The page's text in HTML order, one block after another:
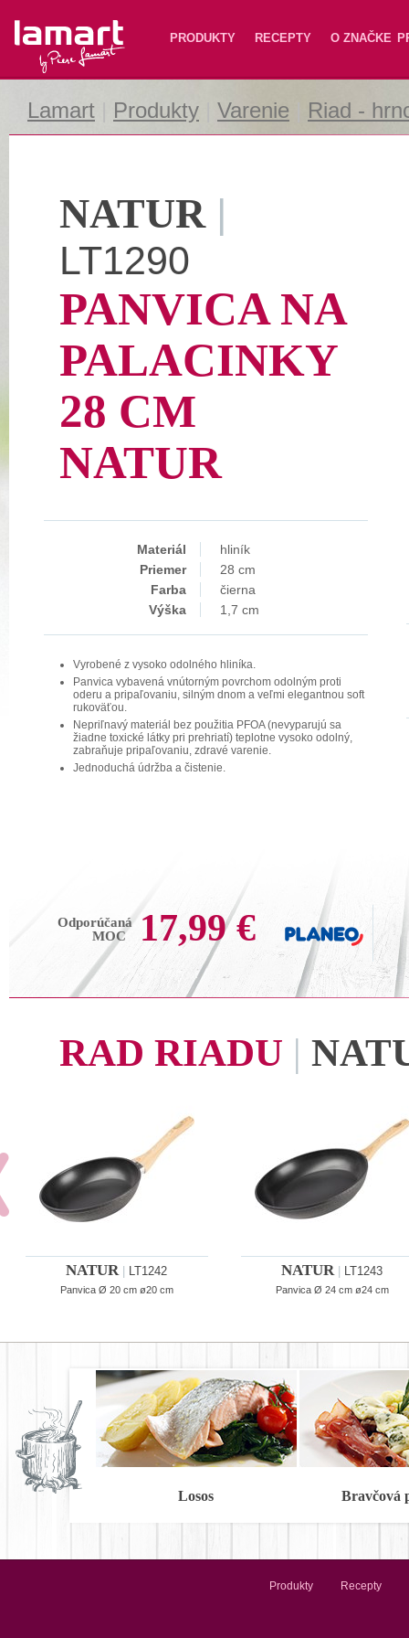
Lamart PRODUKTY RECEPTY O ZNAČKE
Lamart Produkty Varenie Riad -
NATUR |
LT1290
PANVICA NA
PALACINKY
28 CM
NATUR
Materiál
hliník
Priemer
28 cm
Farba
čierna
Výška
1,7 cm
Vyrobené z vysoko odolného hliníka.
Panvica vybavená vnútorným povrchom odolným proti
oderu a pripaľovaniu, silným dnom a veľmi elegantnou soft
rukoväťou.
Nepriľnavý materiál bez použitia PFOA (nevyparujú sa
žiadne toxické látky pri prehriatí) teplotne vysoko odolný,
zabraňuje pripaľovaniu, zdravé varenie.
Jednoduchá údržba a čistenie.
Odporúčaná
MOC
17,99 €
RAD RIADU |
NATUR| LT1242
Panvica Ø 20 cm ø20 cm
NATUR| LT1243
Panvica Ø 24 cm ø24 cm
Losos Bravčová
Produkty Recepty